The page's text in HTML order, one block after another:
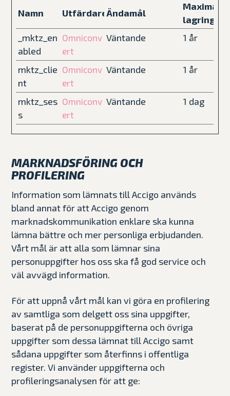
Namn UtfärdareÄndamål
Maximal
_mktz_en
abled
Omniconv
ert
Väntande 1 år
mktz_clie
nt
Omniconv
ert
Väntande 1 år
mktz_ses
s
Omniconv
ert
Väntande 1 dag
MARKNADSFÖRING OCH
PROFILERING
Information som lämnats till Accigo används
bland annat för att Accigo genom
marknadskommunikation enklare ska kunna
lämna bättre och mer personliga erbjudanden.
Vårt mål är att alla som lämnar sina
personuppgifter hos oss ska få god service och
väl avvägd information.
För att uppnå vårt mål kan vi göra en profilering
av samtliga som delgett oss sina uppgifter,
baserat på de personuppgifterna och övriga
uppgifter som dessa lämnat till Accigo samt
sådana uppgifter som återfinns i offentliga
register. Vi använder uppgifterna och
profileringsanalysen för att ge: